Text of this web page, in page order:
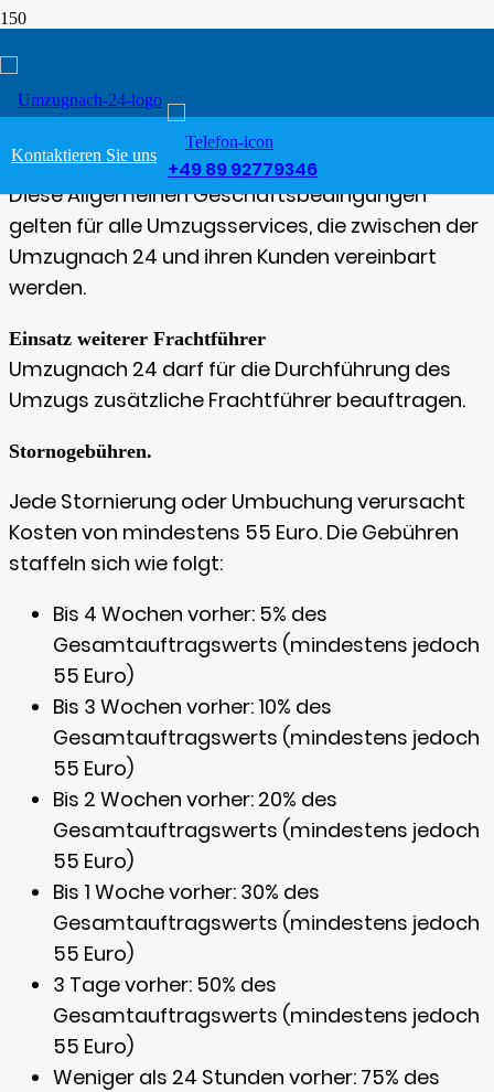
Kontaktieren Sie uns
+49 89 92779346
AGB – Umzugsberatung
Chemnitz
Leistungsumfang
Diese Allgemeinen Geschäftsbedingungen
gelten für alle Umzugsservices, die zwischen der
Umzugnach 24 und ihren Kunden vereinbart
werden.
Einsatz weiterer Frachtführer
Umzugnach 24 darf für die Durchführung des
Umzugs zusätzliche Frachtführer beauftragen.
Stornogebühren.
Jede Stornierung oder Umbuchung verursacht
Kosten von mindestens 55 Euro. Die Gebühren
staffeln sich wie folgt:
Bis 4 Wochen vorher: 5% des
Gesamtauftragswerts (mindestens jedoch
55 Euro)
Bis 3 Wochen vorher: 10% des
Gesamtauftragswerts (mindestens jedoch
55 Euro)
Bis 2 Wochen vorher: 20% des
Gesamtauftragswerts (mindestens jedoch
55 Euro)
Bis 1 Woche vorher: 30% des
Gesamtauftragswerts (mindestens jedoch
55 Euro)
3 Tage vorher: 50% des
Gesamtauftragswerts (mindestens jedoch
55 Euro)
Weniger als 24 Stunden vorher: 75% des